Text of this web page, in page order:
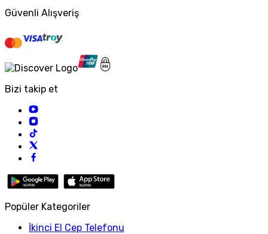
Güvenli Alışveriş
Bizi takip et
Popüler Kategoriler
İkinci El Cep Telefonu